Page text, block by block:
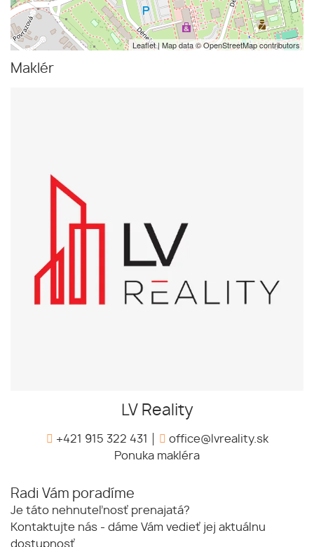
Leaflet| Map data ©OpenStreetMapcontributors
Maklér
LV Reality
+421 915 322 431
office@lvreality.sk
Ponuka makléra
Radi Vám poradíme
Je táto nehnuteľnosť prenajatá?
Kontaktujte nás - dáme Vám vedieť jej aktuálnu
dostupnosť.